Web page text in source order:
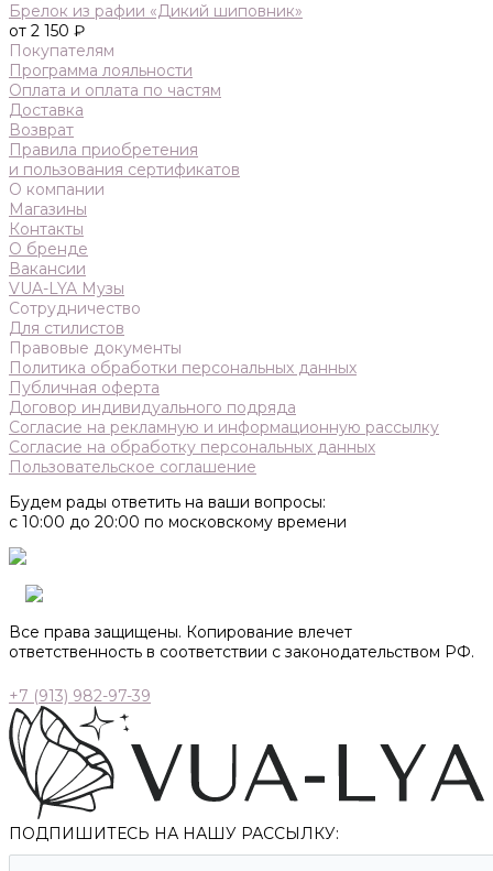
Брелок из рафии «Дикий шиповник»
от 2 150 ₽
Покупателям
Программа лояльности
Оплата и оплата по частям
Доставка
Возврат
Правила приобретения
и пользования сертификатов
О компании
Магазины
Контакты
О бренде
Вакансии
VUA-LYA Музы
Сотрудничество
Для стилистов
Правовые документы
Политика обработки персональных данных
Публичная оферта
Договор индивидуального подряда
Согласие на рекламную и информационную рассылку
Согласие на обработку персональных данных
Пользовательское соглашение
Будем рады ответить на ваши вопросы:
с 10:00 до 20:00 по московскому времени
Все права защищены. Копирование влечет
ответственность в соответствии с законодательством РФ.
+7 (913) 982-97-39
ПОДПИШИТЕСЬ НА НАШУ РАССЫЛКУ: